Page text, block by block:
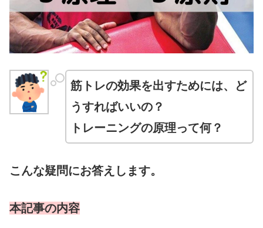
筋トレの効果を出すためには、ど
うすればいいの？
トレーニングの原理って何？
こんな疑問にお答えします。
本記事の内容